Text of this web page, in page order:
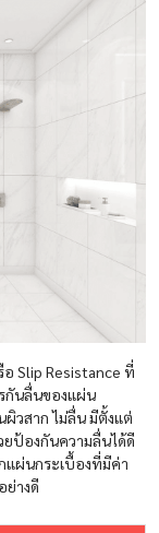
Slip Resistance ที่
กันลื่นของแผ่น
วสาก ไม่ลื่น มีตั้งแต่
ยป้องกันความลื่นได้ดี
แผ่นกระเบื้องที่มีค่า
ย่างดี